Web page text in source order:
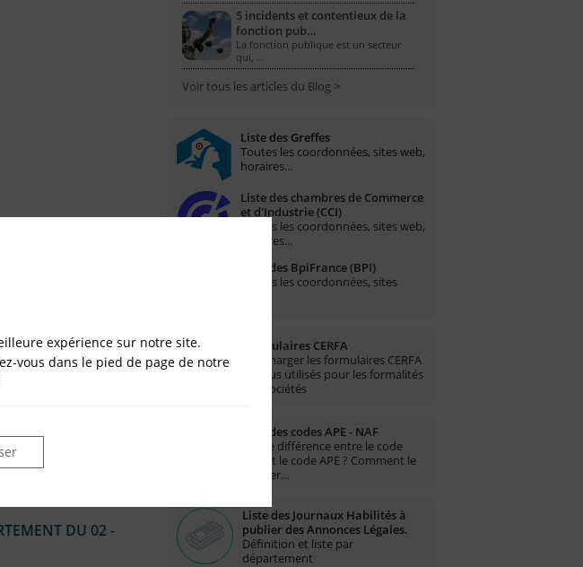
DU 02 -
5 incidents et contentieux de la
fonction pub…
La fonction publique est un secteur
qui, …
Voir tous les articles du Blog >
Liste des Greffes
Toutes les coordonnées, sites web,
horaires...
Liste des chambres de Commerce
et d'Industrie (CCI)
Toutes les coordonnées, sites web,
horaires...
Liste des BpiFrance (BPI)
Toutes les coordonnées, sites
Formulaires CERFA
Télécharger les formulaires CERFA
les plus utilisés pour les formalités
des sociétés
Liste des codes APE - NAF
Quelle différence entre le code
NAF et le code APE ? Comment le
trouver…
Liste des Journaux Habilités à
publier des Annonces Légales.
Définition et liste par
département
expérience sur notre site.
vous dans le pied de page de notre